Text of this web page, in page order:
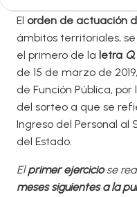
El orden de actuación
ámbitos territoriales,
el primero de la letra Q
de 15 de marzo de
de Función Pública,
del sorteo a que se
Ingreso del Personal al
del Estado.
Elprimer ejerciciose
meses siguientes a la